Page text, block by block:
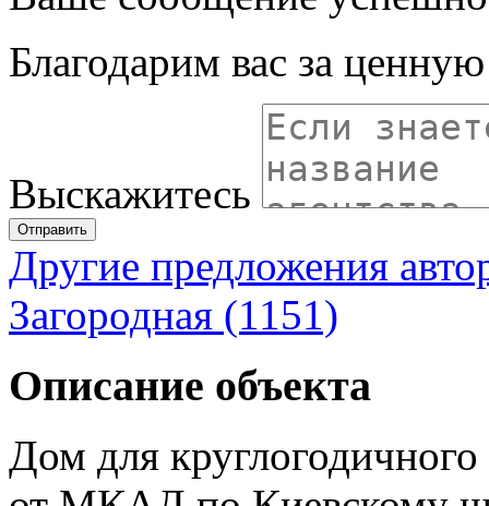
Благодарим вас за
Выскажитесь
Отправить
Другие предложения
Загородная (1151)
Описание объекта
Дом для